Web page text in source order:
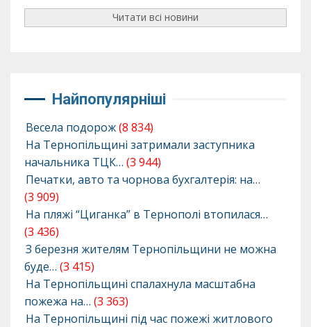
Читати всі новини
Найпопулярніші
Весела подорож(8 834)
На Тернопільщині затримали заступника
начальника ТЦК… (3 944)
Печатки, авто та чорнова бухгалтерія: на…
(3 909)
На пляжі “Циганка” в Тернополі втопилася…
(3 436)
З березня жителям Тернопільщини не можна
буде… (3 415)
На Тернопільщині спалахнула масштабна
пожежа на… (3 363)
На Тернопільщині під час пожежі житлового